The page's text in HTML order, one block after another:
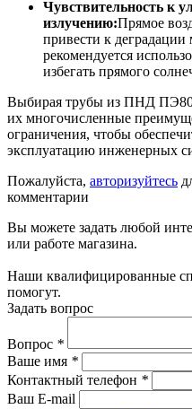
Чувствительность к
излучению:Прямое
привести к деградации
рекомендуется
избегать прямого
Выбирая трубы из ПНД ПЭ80
их многочисленные
ограничения, чтобы
эксплуатацию инженерных
Пожалуйста, авторизуйтесь
комментарии
Вы можете задать любой
или работе магазина.
Наши квалифицированные
помогут.
Задать вопрос
Вопрос *
Ваше имя *
Контактный телефон *
Ваш E-mail